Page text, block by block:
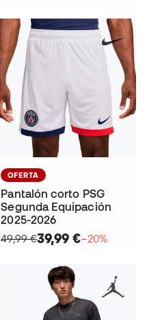
OFERTA
Pantalón corto PSG
Segunda Equipación
2025-2026
49,99 €39,99 €−20%